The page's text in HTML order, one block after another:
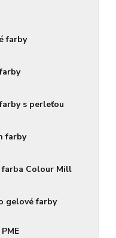
farby
s perleťou
farby
farba Colour Mill
gelové farby